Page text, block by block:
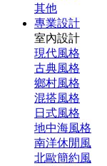
其他
專業設計
室內設計
現代風格
古典風格
鄉村風格
混搭風格
日式風格
地中海風格
南洋休閒風
北歐簡約風